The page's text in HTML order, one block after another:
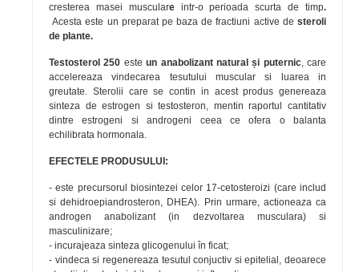
cresterea masei musculare intr-o perioada scurta de timp.
Acesta este un preparat pe baza de fractiuni active desteroli
de plante.
Testosterol 250 esteun anabolizant natural și puternic, care
accelereaza vindecarea tesutului muscular si luarea in
greutate. Sterolii care se contin in acest produs genereaza
sinteza de estrogen si testosteron, mentin raportul cantitativ
dintre estrogeni si androgeni ceea ce ofera o balanta
echilibrata hormonala.
EFECTELE PRODUSULUI:
- este precursorul biosintezei celor 17-cetosteroizi (care includ
si dehidroepiandrosteron, DHEA). Prin urmare, actioneaza ca
androgen anabolizant (in dezvoltarea musculara) si
masculinizare;
- incurajeaza sinteza glicogenului în ficat;
- vindeca si regenereaza tesutul conjuctiv si epitelial, deoarece